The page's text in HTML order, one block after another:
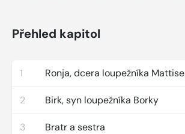
Přehled kapitol
1 Ronja, dcera loupežníka Mattise
2 Birk, syn loupežníka Borky
3 Bratr a sestra